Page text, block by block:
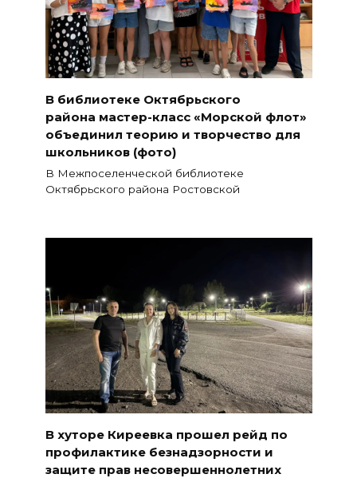
В библиотеке Октябрьского
района мастер-класс «Морской флот»
объединил теорию и творчество для
школьников (фото)
В Межпоселенческой библиотеке
Октябрьского района Ростовской
В хуторе Киреевка прошел рейд по
профилактике безнадзорности и
защите прав несовершеннолетних